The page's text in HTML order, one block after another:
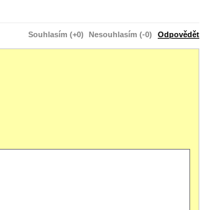
Souhlasím (+0) Nesouhlasím (-0) Odpovědět